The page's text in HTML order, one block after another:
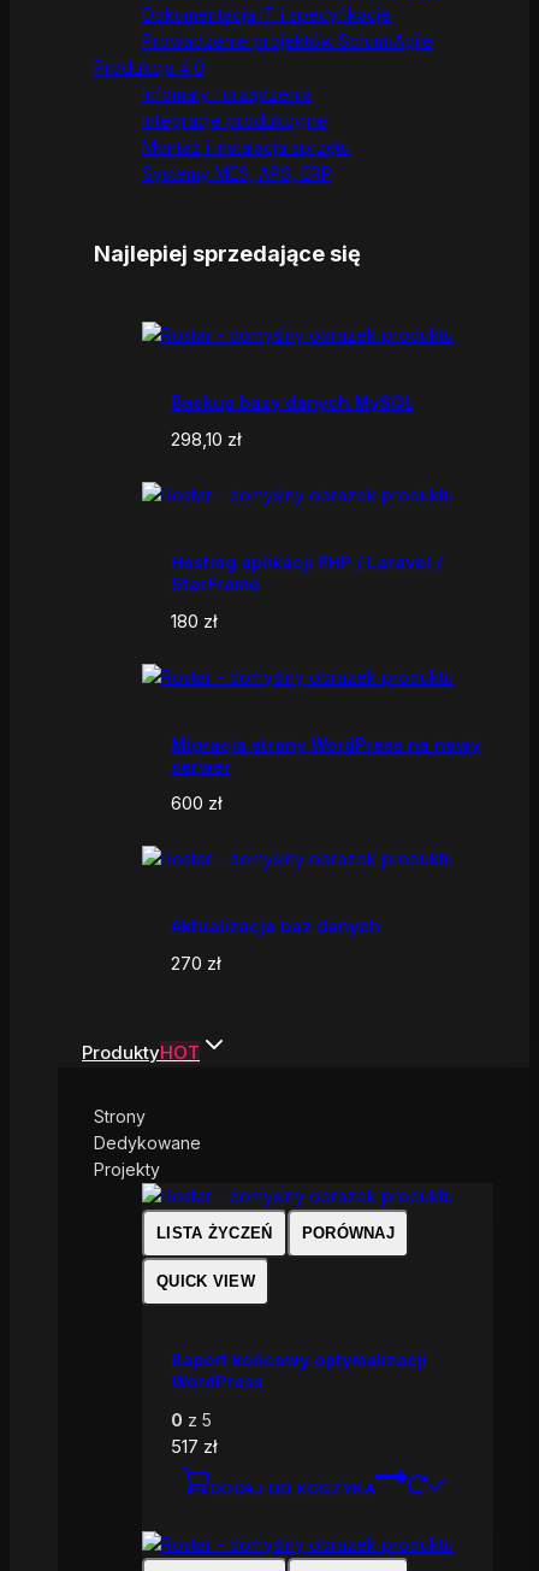
Dokumentacja IT i specyfikacje
Prowadzenie projektów Scrum/Agile
Produkcja 4.0
Infomaty i urządzenia
Integracje produkcyjne
Montaż i instalacja sprzętu
Systemy MES, APS, ERP
Najlepiej sprzedające się
Backup bazy danych MySQL
298,10 zł
Hosting aplikacji PHP / Laravel /
StarFrame
180 zł
Migracja strony WordPress na nowy
serwer
600 zł
Aktualizacja baz danych
270 zł
ProduktyHOT
Strony
Dedykowane
Projekty
LISTA ŻYCZEŃ PORÓWNAJ
QUICK VIEW
Raport końcowy optymalizacji
WordPress
0 z 5
517 zł
DODAJ DO KOSZYKA